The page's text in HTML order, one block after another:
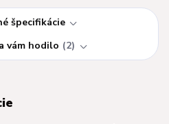
špecifikácie
vám hodilo
2